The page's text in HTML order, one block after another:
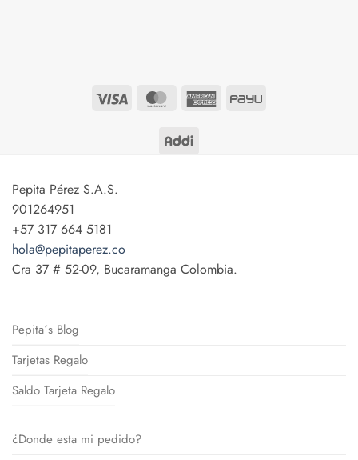
Visa MasterCardAmericanPayU
Pepita Pérez S.A.S.
901264951
+57 317 664 5181
hola@pepitaperez.co
Cra 37 # 52-09, Bucaramanga Colombia.
Pepita´s Blog
Tarjetas Regalo
Saldo Tarjeta Regalo
¿Donde esta mi pedido?